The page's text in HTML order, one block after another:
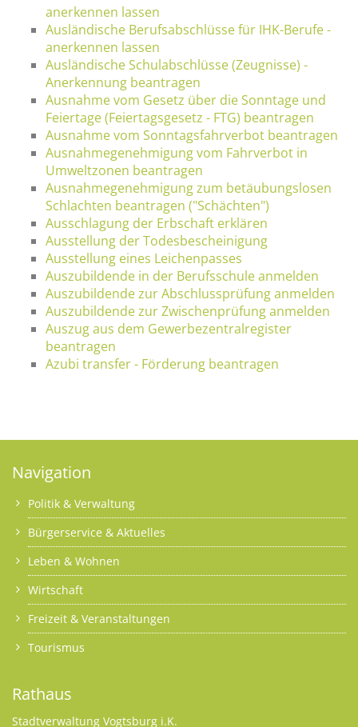
anerkennen lassen
Ausländische Berufsabschlüsse für IHK-Berufe -
anerkennen lassen
Ausländische Schulabschlüsse (Zeugnisse) -
Anerkennung beantragen
Ausnahme vom Gesetz über die Sonntage und
Feiertage (Feiertagsgesetz - FTG) beantragen
Ausnahme vom Sonntagsfahrverbot beantragen
Ausnahmegenehmigung vom Fahrverbot in
Umweltzonen beantragen
Ausnahmegenehmigung zum betäubungslosen
Schlachten beantragen ("Schächten")
Ausschlagung der Erbschaft erklären
Ausstellung der Todesbescheinigung
Ausstellung eines Leichenpasses
Auszubildende in der Berufsschule anmelden
Auszubildende zur Abschlussprüfung anmelden
Auszubildende zur Zwischenprüfung anmelden
Auszug aus dem Gewerbezentralregister
beantragen
Azubi transfer - Förderung beantragen
Navigation
Politik & Verwaltung
Bürgerservice & Aktuelles
Leben & Wohnen
Wirtschaft
Freizeit & Veranstaltungen
Tourismus
Rathaus
Stadtverwaltung Vogtsburg i.K.